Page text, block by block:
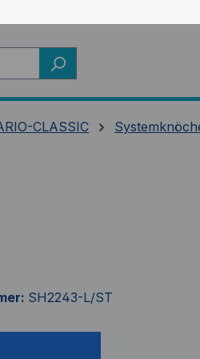
CLASSIC
SH2243-L/ST